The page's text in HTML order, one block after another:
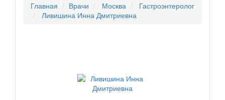
Главная Врачи Москва
Гастроэнтеролог
Ливишина Инна Дмитриевна